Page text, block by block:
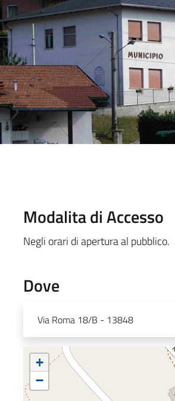
Modalita di Accesso
Negli orari di apertura al pubblico.
Dove
Via Roma 18/B - 13848
+
−